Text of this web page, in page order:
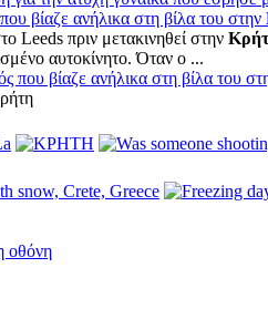
βίαζε ανήλικα στη βίλα του στην
Leeds πριν μετακινηθεί στην
αυτοκίνητο. Όταν ο ...
οθόνη